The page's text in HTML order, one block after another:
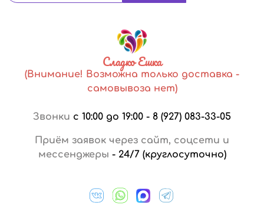
Сладко Ешка
(Внимание! Возможна только доставка -
самовывоза нет)
Звонки с 10:00 до 19:00 - 8 (927) 083-33-05
Приём заявок через сайт, соцсети и
мессенджеры - 24/7 (круглосуточно)